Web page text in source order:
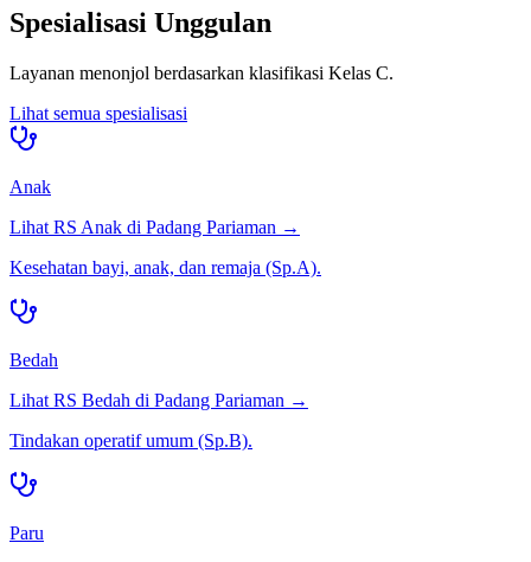
Spesialisasi Unggulan
Layanan menonjol berdasarkan klasifikasi Kelas C.
Lihat semua spesialisasi
Anak
Lihat RS Anak di Padang Pariaman →
Kesehatan bayi, anak, dan remaja (Sp.A).
Bedah
Lihat RS Bedah di Padang Pariaman →
Tindakan operatif umum (Sp.B).
Paru